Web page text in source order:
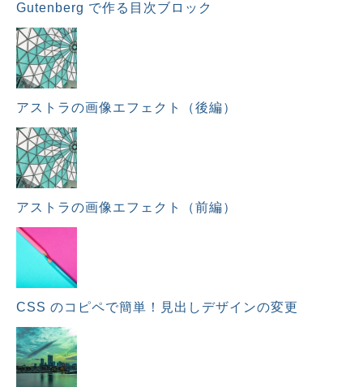
Gutenberg で作る目次ブロック
アストラの画像エフェクト（後編）
アストラの画像エフェクト（前編）
CSS のコピペで簡単！見出しデザインの変更